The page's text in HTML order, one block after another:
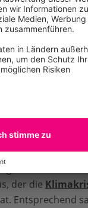
kann langfristig
saß mit
der die
Entsprechend